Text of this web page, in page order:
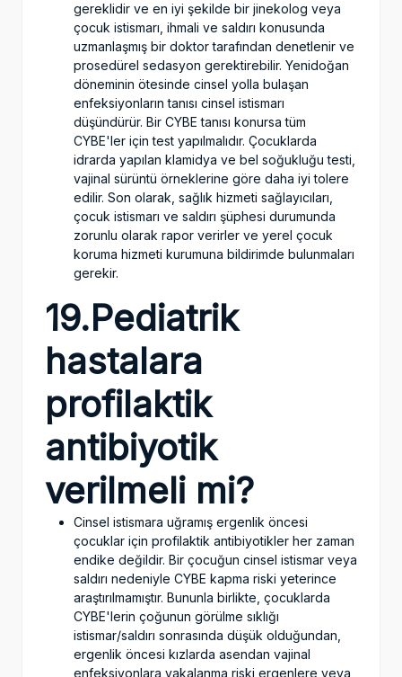
gereklidir ve en iyi şekilde bir jinekolog veya
çocuk istismarı, ihmali ve saldırı konusunda
uzmanlaşmış bir doktor tarafından denetlenir ve
prosedürel sedasyon gerektirebilir. Yenidoğan
döneminin ötesinde cinsel yolla bulaşan
enfeksiyonların tanısı cinsel istismarı
düşündürür. Bir CYBE tanısı konursa tüm
CYBE'ler için test yapılmalıdır. Çocuklarda
idrarda yapılan klamidya ve bel soğukluğu testi,
vajinal sürüntü örneklerine göre daha iyi tolere
edilir. Son olarak, sağlık hizmeti sağlayıcıları,
çocuk istismarı ve saldırı şüphesi durumunda
zorunlu olarak rapor verirler ve yerel çocuk
koruma hizmeti kurumuna bildirimde bulunmaları
gerekir.
19.Pediatrik
hastalara
profilaktik
antibiyotik
verilmeli mi?
Cinsel istismara uğramış ergenlik öncesi
çocuklar için profilaktik antibiyotikler her zaman
endike değildir. Bir çocuğun cinsel istismar veya
saldırı nedeniyle CYBE kapma riski yeterince
araştırılmamıştır. Bununla birlikte, çocuklarda
CYBE'lerin çoğunun görülme sıklığı
istismar/saldırı sonrasında düşük olduğundan,
ergenlik öncesi kızlarda asendan vajinal
enfeksiyonlara yakalanma riski ergenlere veya